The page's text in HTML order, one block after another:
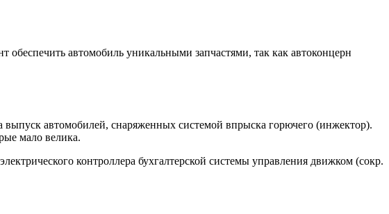
обеспечить автомобиль уникальными запчастями, так как автоконцерн
автомобилей, снаряженных системой впрыска горючего (инжектор).
мало велика.
контроллера бухгалтерской системы управления движком (сокр.